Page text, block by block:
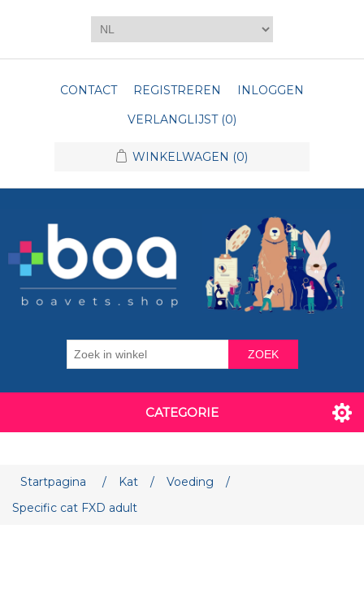
CONTACT REGISTREREN
INLOGGEN
VERLANGLIJST (0)
WINKELWAGEN (0)
ZOEK
CATEGORIE
Startpagina / Kat / Voeding
/
Specific cat FXD adult